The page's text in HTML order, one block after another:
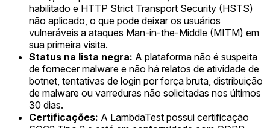
habilitado e HTTP Strict Transport Security (HSTS)
não aplicado, o que pode deixar os usuários
vulneráveis a ataques Man-in-the-Middle (MITM) em
sua primeira visita.
Status na lista negra: A plataforma não é suspeita
de fornecer malware e não há relatos de atividade de
botnet, tentativas de login por força bruta, distribuição
de malware ou varreduras não solicitadas nos últimos
30 dias.
Certificações: A LambdaTest possui certificação